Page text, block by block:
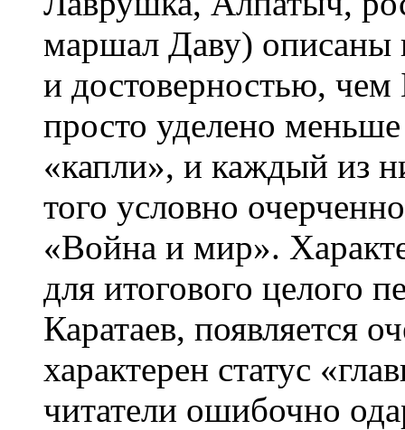
маршал Даву) описаны
и достоверностью,
просто уделено
«капли», и каждый из
того условно
«Война и мир».
для итогового целого
Каратаев, появляется
характерен статус
читатели ошибочно